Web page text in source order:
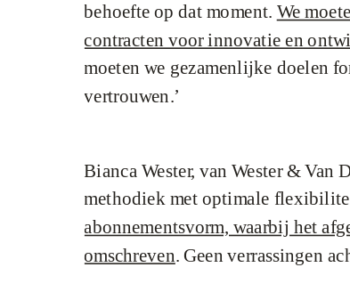
behoefte op dat moment. We
contracten voor innovatie en
moeten we gezamenlijke doelen
vertrouwen.’
Bianca Wester, van Wester & Van
methodiek met optimale
abonnementsvorm, waarbij het
omschreven. Geen verrassingen